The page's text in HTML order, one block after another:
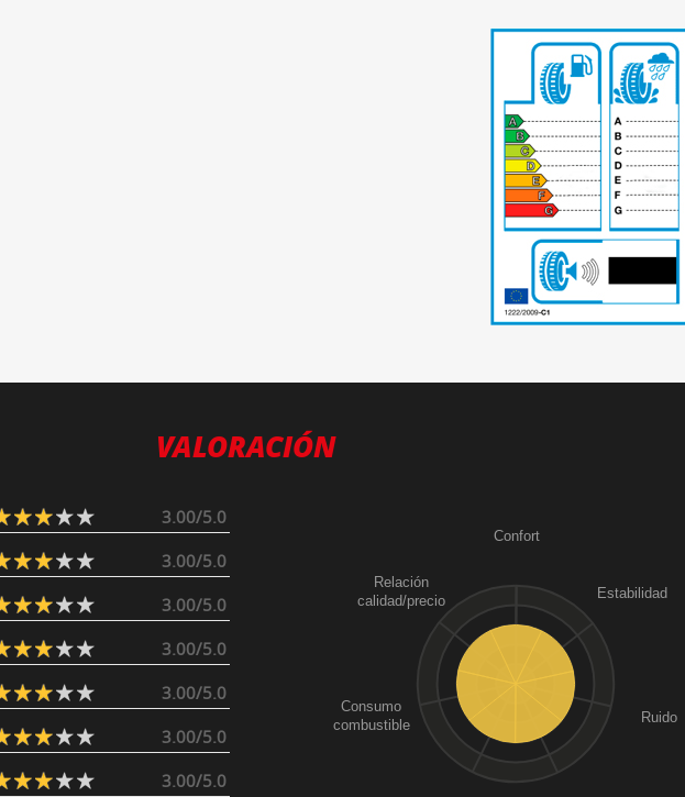
VALORACIÓN
3.00/5.0
3.00/5.0
3.00/5.0
3.00/5.0
3.00/5.0
3.00/5.0
3.00/5.0
Confort
Estabilidad
Ruido
Consumo
combustible
Relación
calidad/precio